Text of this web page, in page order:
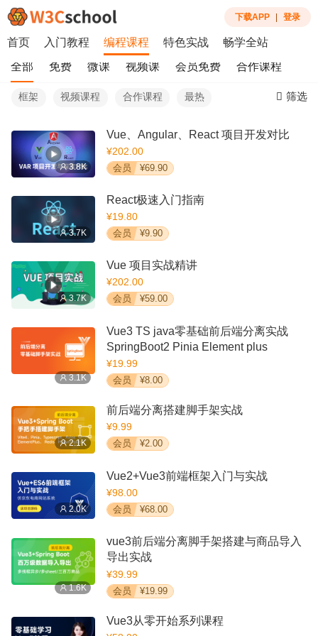
下载APP 登录
首页 入门教程 编程课程 特色实战 畅学全站
全部 免费 微课 视频课 会员免费 合作课程
框架 视频课程 合作课程 最热 筛选
3.8K
Vue、Angular、React 项目开发对比
¥202.00
会员 ¥69.90
3.7K
React极速入门指南
¥19.80
会员 ¥9.90
3.7K
Vue 项目实战精讲
¥202.00
会员 ¥59.00
3.1K
Vue3 TS java零基础前后端分离实战
SpringBoot2 Pinia Element plus
¥19.99
会员 ¥8.00
2.1K
前后端分离搭建脚手架实战
¥9.99
会员 ¥2.00
2.0K
Vue2+Vue3前端框架入门与实战
¥98.00
会员 ¥68.00
1.6K
vue3前后端分离脚手架搭建与商品导入
导出实战
¥39.99
会员 ¥19.99
Vue3从零开始系列课程